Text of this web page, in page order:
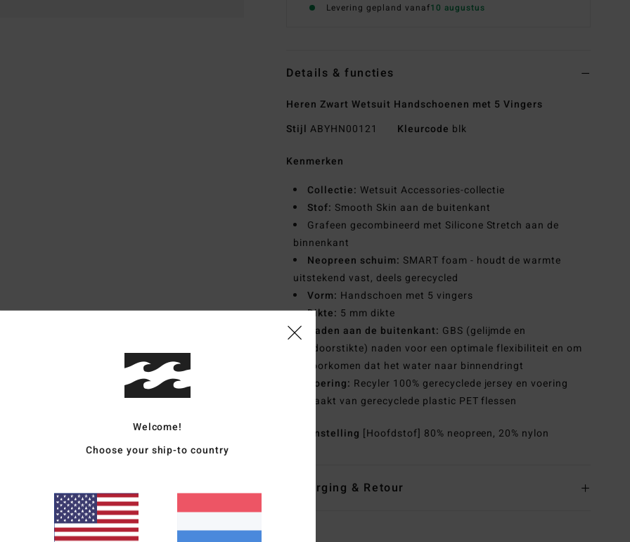
Levering gepland vanaf10 augustus
Details & functies
Heren Zwart Wetsuit Handschoenen met 5 Vingers
Stijl ABYHN00121 Kleurcode blk
Kenmerken
Collectie: Wetsuit Accessories-collectie
Stof: Smooth Skin aan de buitenkant
Grafeen gecombineerd met Silicone Stretch aan de
binnenkant
Neopreen schuim: SMART foam - houdt de warmte
uitstekend vast, deels gerecycled
Vorm: Handschoen met 5 vingers
Dikte: 5 mm dikte
Naden aan de buitenkant: GBS (gelijmde en
halfdoorstikte) naden voor een optimale flexibiliteit en om
te voorkomen dat het water naar binnendringt
Voering: Recyler 100% gerecyclede jersey en voering
gemaakt van gerecyclede plastic PET flessen
Samenstelling [Hoofdstof] 80% neopreen, 20% nylon
Bezorging & Retour
Welcome!
Choose your ship-to country